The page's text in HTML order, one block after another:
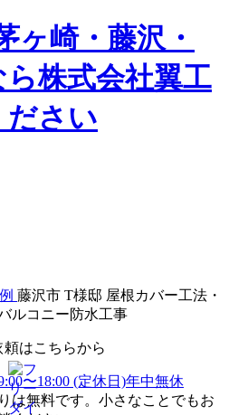
藤沢市 T様邸 屋根カバー工法・
ルコニー防水工事
はこちらから